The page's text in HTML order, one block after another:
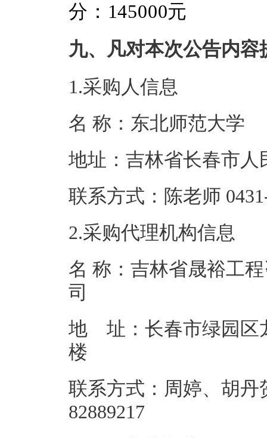
分：145000元
九、凡对本次公告内
1.采购人信息
名 称：东北师
地址：吉林省
联系方式：陈老
2.采购代理机构信息
名 称：吉林省晟裕工
地 址：长春市绿园区
联系方式：周婷、胡丹